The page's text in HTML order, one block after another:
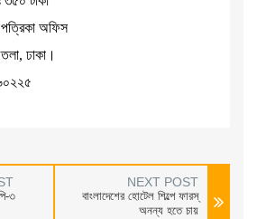
পত্রিকা অফিস
ঢাকা।
৩
NEXT POST
বাংলাদেশের হোটেল শিল্পে ফারস্
অনন্য হতে চায়